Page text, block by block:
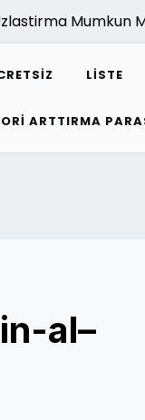
Mumkun
LISTE
ARTTIRMA
al–